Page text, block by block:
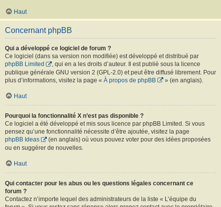
Haut
Concernant phpBB
Qui a développé ce logiciel de forum ?
Ce logiciel (dans sa version non modifiée) est développé et distribué par
phpBB Limited
, qui en a les droits d’auteur. Il est publié sous la licence
publique générale GNU version 2 (GPL-2.0) et peut être diffusé librement. Pour
plus d’informations, visitez la page « À propos de phpBB » (en anglais).
Haut
Pourquoi la fonctionnalité X n’est pas disponible ?
Ce logiciel a été développé et mis sous licence par phpBB Limited. Si vous
pensez qu’une fonctionnalité nécessite d’être ajoutée, visitez la page
phpBB Ideas
(en anglais) où vous pouvez voter pour des idées proposées
ou en suggérer de nouvelles.
Haut
Qui contacter pour les abus ou les questions légales concernant ce
forum ?
Contactez n’importe lequel des administrateurs de la liste « L’équipe du